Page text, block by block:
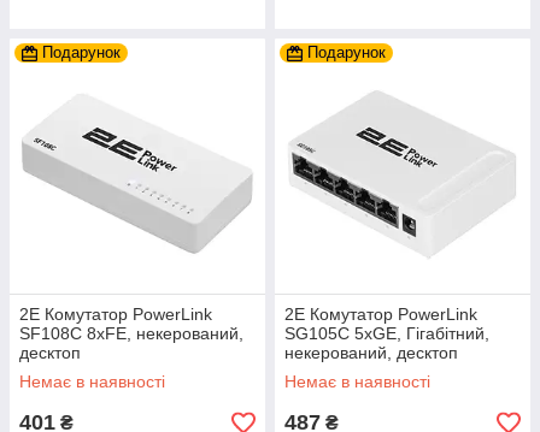
Подарунок
2E Комутатор PowerLink
SF108C 8xFE, некерований,
десктоп
Немає в наявності
401 ₴
Подарунок
2E Комутатор PowerLink
SG105C 5xGE, Гiгабітний,
некерований, десктоп
Немає в наявності
487 ₴